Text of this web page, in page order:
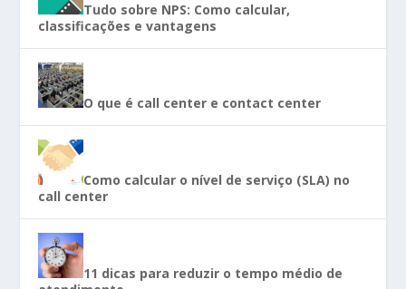
Tudo sobre NPS: Como calcular,
classificações e vantagens
O que é call center e contact center
Como calcular o nível de serviço (SLA) no
call center
11 dicas para reduzir o tempo médio de